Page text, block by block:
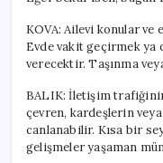
KOVA: Ailevi konular ve
Evde vakit geçirmek ya
verecektir. Taşınma
BALIK: İletişim
çevren, kardeşlerin
canlanabilir. Kısa bir
gelişmeler yaşaman